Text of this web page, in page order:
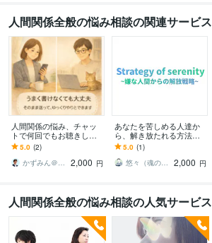
人間関係全般の悩み相談の関連サービス
人間関係の悩み、チャッ
トで何回でもお聴きしま
す 人間関係❗️仕事がつらい
❗️もう限界❗️その悩み受けと
めます
5.0 (2)
かずみん＠人生のモヤモヤ解消アドバイザー
2,000 円
あなたを苦しめる人達か
ら、解き放たれる方法教
えます 嫌いな人に苦しめ
られている方必見！書籍&
トークで改善へ！
5.0 (1)
悠々（魂の薬屋）
2,000 円
人間関係全般の悩み相談の人気サービス